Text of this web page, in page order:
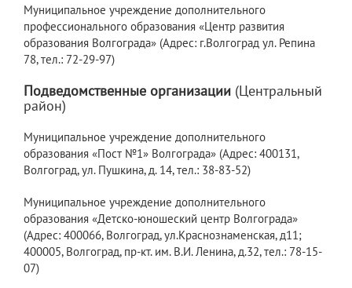
Муниципальное учреждение дополнительного
профессионального образования «Центр развития
образования Волгограда» (Адрес: г.Волгоград ул. Репина
78, тел.: 72-29-97)
Подведомственные организации (Центральный
район)
Муниципальное учреждение дополнительного
образования «Пост №1» Волгограда» (Адрес: 400131,
Волгоград, ул. Пушкина, д. 14, тел.: 38-83-52)
Муниципальное учреждение дополнительного
образования «Детско-юношеский центр Волгограда»
(Адрес: 400066, Волгоград, ул.Краснознаменская, д11;
400005, Волгоград, пр-кт. им. В.И. Ленина, д.32, тел.: 78-15-
07)